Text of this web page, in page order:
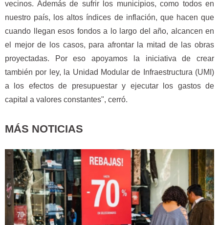
vecinos. Además de sufrir los municipios, como todos en
nuestro país, los altos índices de inflación, que hacen que
cuando llegan esos fondos a lo largo del año, alcancen en
el mejor de los casos, para afrontar la mitad de las obras
proyectadas. Por eso apoyamos la iniciativa de crear
también por ley, la Unidad Modular de Infraestructura (UMI)
a los efectos de presupuestar y ejecutar los gastos de
capital a valores constantes", cerró.
MÁS NOTICIAS